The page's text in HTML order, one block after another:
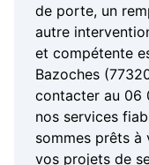
de porte, un
autre
et compétente
Bazoches
contacter au 06
nos services
sommes prêts à
vos projets de